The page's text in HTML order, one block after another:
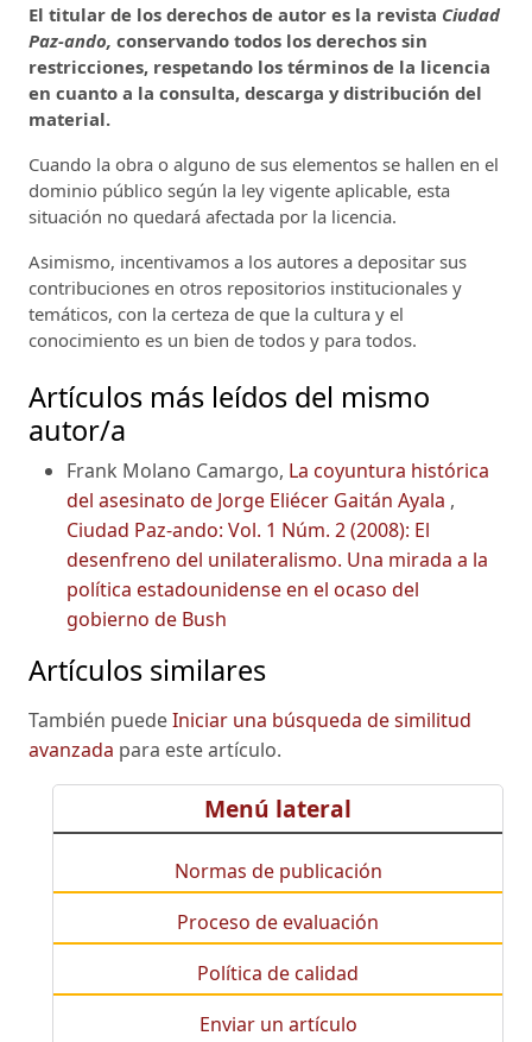
El titular de los derechos de autor es la revista Ciudad
Paz-ando, conservando todos los derechos sin
restricciones, respetando los términos de la licencia
en cuanto a la consulta, descarga y distribución del
material.
Cuando la obra o alguno de sus elementos se hallen en el
dominio público según la ley vigente aplicable, esta
situación no quedará afectada por la licencia.
Asimismo, incentivamos a los autores a depositar sus
contribuciones en otros repositorios institucionales y
temáticos, con la certeza de que la cultura y el
conocimiento es un bien de todos y para todos.
Artículos más leídos del mismo
autor/a
Frank Molano Camargo, La coyuntura histórica
del asesinato de Jorge Eliécer Gaitán Ayala ,
Ciudad Paz-ando: Vol. 1 Núm. 2 (2008): El
desenfreno del unilateralismo. Una mirada a la
política estadounidense en el ocaso del
gobierno de Bush
Artículos similares
También puedeIniciar una búsqueda de similitud
avanzada para este artículo.
Menú lateral
Normas de publicación
Proceso de evaluación
Política de calidad
Enviar un artículo